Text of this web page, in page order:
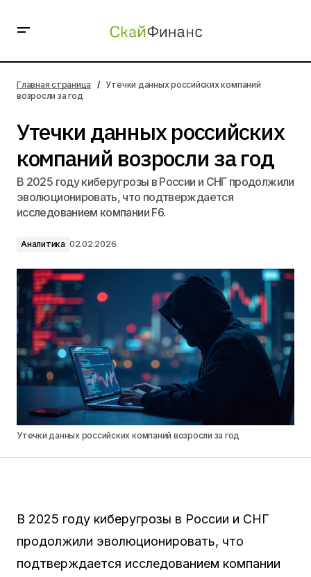
Главная страница
Утечки данных российских компаний
возросли за год
Утечки данных российских
компаний возросли за год
В 2025 году киберугрозы в России и СНГ продолжили
эволюционировать, что подтверждается
исследованием компании F6.
Аналитика 02.02.2026
Утечки данных российских компаний возросли за год
В 2025 году киберугрозы в России и СНГ
продолжили эволюционировать, что
подтверждается исследованием компании